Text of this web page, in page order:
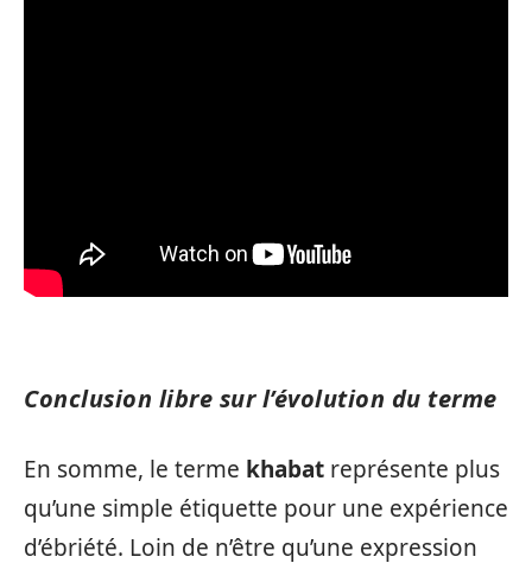
Conclusion libre sur l’évolution du terme
En somme, le terme khabat représente plus
qu’une simple étiquette pour une expérience
d’ébriété. Loin de n’être qu’une expression